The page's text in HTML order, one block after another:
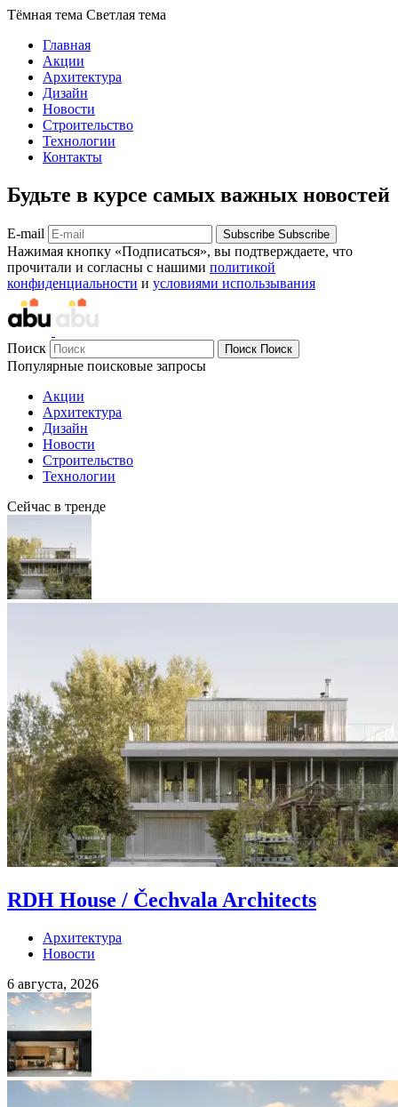
Тёмная тема Светлая тема
Главная
Акции
Архитектура
Дизайн
Новости
Строительство
Технологии
Контакты
Будьте в курсе самых важных новостей
E-mail Subscribe Subscribe
Нажимая кнопку «Подписаться», вы подтверждаете, что
прочитали и согласны с нашими политикой
конфиденциальности и условиями использывания
Поиск Поиск Поиск
Популярные поисковые запросы
Акции
Архитектура
Дизайн
Новости
Строительство
Технологии
Сейчас в тренде
RDH House / Čechvala Architects
Архитектура
Новости
6 августа, 2026